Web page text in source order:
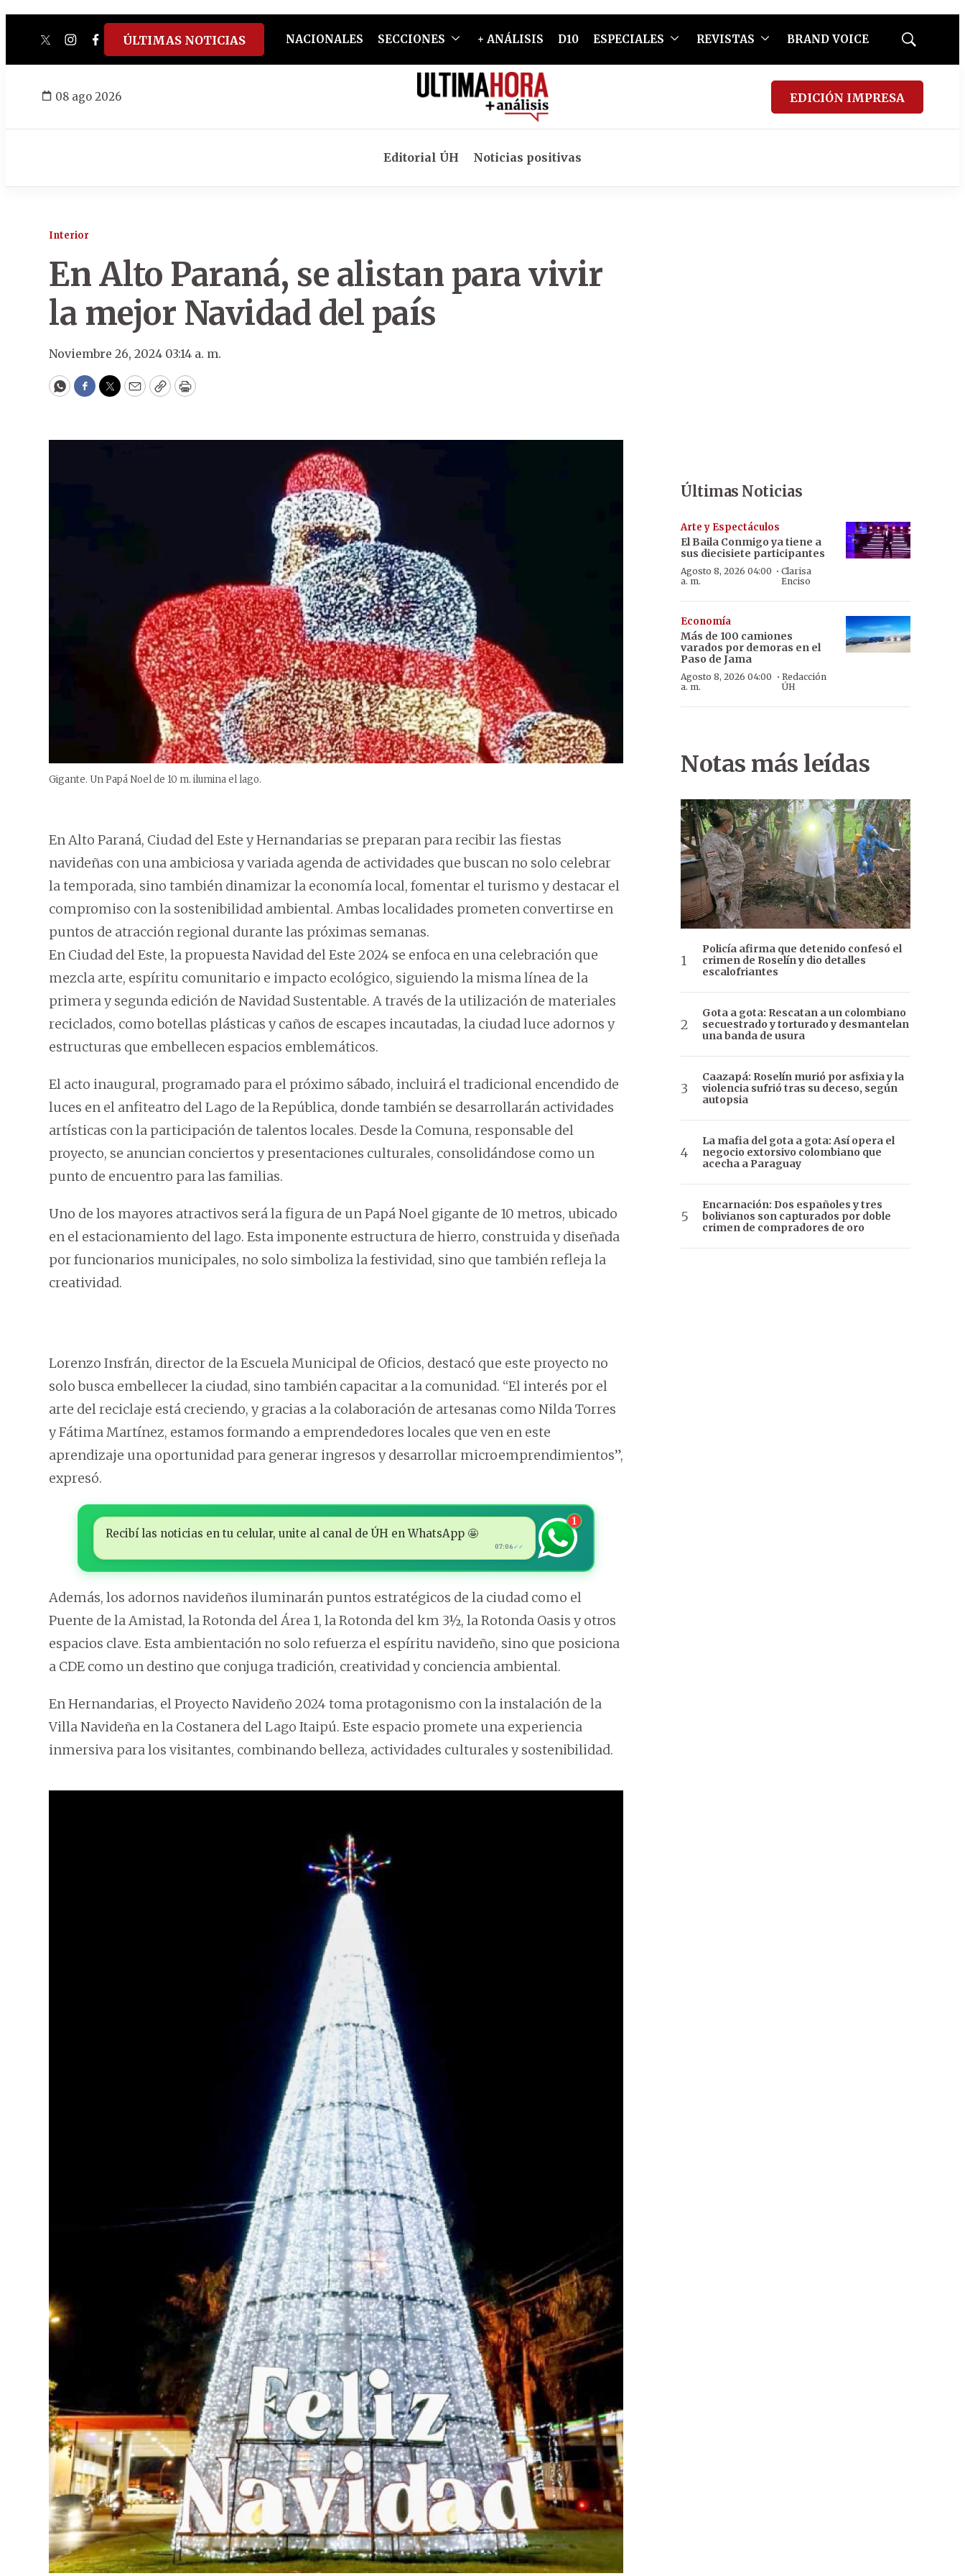
twitterinstagram
facebook
tiktokyoutube
spotify
ÚLTIMAS NOTICIAS NACIONALES SECCIONES + ANÁLISIS D10 ESPECIALES REVISTAS BRAND VOICE
Mostrar
08 ago 2026 EDICIÓN IMPRESA
Editorial ÚH Noticias positivas
Interior
En Alto Paraná, se alistan para vivir
la mejor Navidad del país
Noviembre 26, 2024 03:14 a. m.
WhatsApp
Facebook
Twitter
EmailCopyPrint
Gigante. Un Papá Noel de 10 m. ilumina el lago.
En Alto Paraná, Ciudad del Este y Hernandarias se preparan para recibir las fiestas
navideñas con una ambiciosa y variada agenda de actividades que buscan no solo celebrar
la temporada, sino también dinamizar la economía local, fomentar el turismo y destacar el
compromiso con la sostenibilidad ambiental. Ambas localidades prometen convertirse en
puntos de atracción regional durante las próximas semanas.
En Ciudad del Este, la propuesta Navidad del Este 2024 se enfoca en una celebración que
mezcla arte, espíritu comunitario e impacto ecológico, siguiendo la misma línea de la
primera y segunda edición de Navidad Sustentable. A través de la utilización de materiales
reciclados, como botellas plásticas y caños de escapes incautadas, la ciudad luce adornos y
estructuras que embellecen espacios emblemáticos.
El acto inaugural, programado para el próximo sábado, incluirá el tradicional encendido de
luces en el anfiteatro del Lago de la República, donde también se desarrollarán actividades
artísticas con la participación de talentos locales. Desde la Comuna, responsable del
proyecto, se anuncian conciertos y presentaciones culturales, consolidándose como un
punto de encuentro para las familias.
Uno de los mayores atractivos será la figura de un Papá Noel gigante de 10 metros, ubicado
en el estacionamiento del lago. Esta imponente estructura de hierro, construida y diseñada
por funcionarios municipales, no solo simboliza la festividad, sino que también refleja la
creatividad.
Lorenzo Insfrán, director de la Escuela Municipal de Oficios, destacó que este proyecto no
solo busca embellecer la ciudad, sino también capacitar a la comunidad. “El interés por el
arte del reciclaje está creciendo, y gracias a la colaboración de artesanas como Nilda Torres
y Fátima Martínez, estamos formando a emprendedores locales que ven en este
aprendizaje una oportunidad para generar ingresos y desarrollar microemprendimientos”,
expresó.
Recibí las noticias en tu celular, unite al canal de ÚH en WhatsApp 🤩
07:06 ✓✓
1
Además, los adornos navideños iluminarán puntos estratégicos de la ciudad como el
Puente de la Amistad, la Rotonda del Área 1, la Rotonda del km 3½, la Rotonda Oasis y otros
espacios clave. Esta ambientación no solo refuerza el espíritu navideño, sino que posiciona
a CDE como un destino que conjuga tradición, creatividad y conciencia ambiental.
En Hernandarias, el Proyecto Navideño 2024 toma protagonismo con la instalación de la
Villa Navideña en la Costanera del Lago Itaipú. Este espacio promete una experiencia
inmersiva para los visitantes, combinando belleza, actividades culturales y sostenibilidad.
Últimas Noticias
Arte y Espectáculos
El Baila Conmigo ya tiene a
sus diecisiete participantes
Agosto 8, 2026 04:00
a. m.
· Clarisa
Enciso
Economía
Más de 100 camiones
varados por demoras en el
Paso de Jama
Agosto 8, 2026 04:00
a. m.
· Redacción
ÚH
Notas más leídas
Policía afirma que detenido confesó el
crimen de Roselín y dio detalles
escalofriantes
Gota a gota: Rescatan a un colombiano
secuestrado y torturado y desmantelan
una banda de usura
Caazapá: Roselín murió por asfixia y la
violencia sufrió tras su deceso, según
autopsia
La mafia del gota a gota: Así opera el
negocio extorsivo colombiano que
acecha a Paraguay
Encarnación: Dos españoles y tres
bolivianos son capturados por doble
crimen de compradores de oro